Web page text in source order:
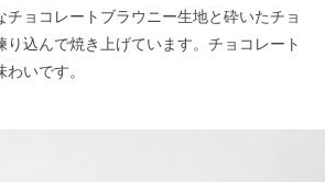
チョコレートブラウニー生地と砕いたチョ
り込んで焼き上げています。チョコレート
いです。